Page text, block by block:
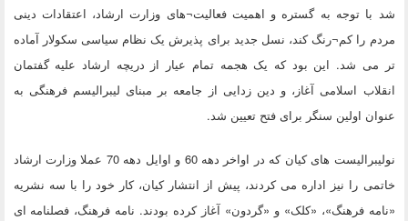
شد با توجه به گستره و اهمیت فعالیت¬های وزارت ارشاد، اعتقادات دینی
مردم را کم¬رنگ کند، نسل جدید برای پذیرش یک نظام سیاسی سکولار آماده
تر می شد. این بود که یک هجمه تمام عیار از دریچه ارشاد علیه گفتمان
انقلاب اسلامی آغاز، و دین زدایی از جامعه بر مبنای لیبرالیسم فرهنگی به
عنوان اولین سنگر برای فتح تعیین شد.
نولیبرالیست های کیان که در اواخر دهه 60 و اوایل دهه 70 عملا وزارت ارشاد
خاتمی را نیز اداره می کردند، پیش از انتشار کیان، کار خود را با سه نشریه
«نامه فرهنگ»، «کلک» و «گردون» آغاز کرده بودند. نامه فرهنگ، فصلنامه ای